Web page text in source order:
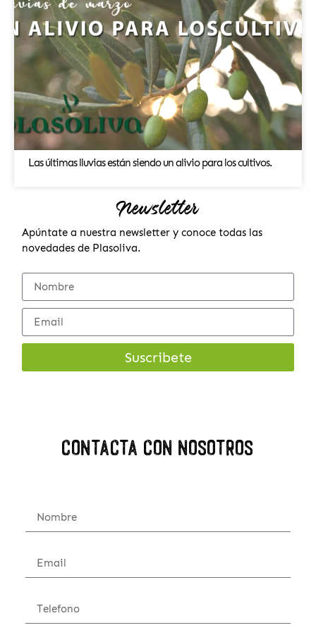
Las últimas lluvias están siendo un alivio para los cultivos.
Newsletter
Apúntate a nuestra newsletter y conoce todas las
novedades de Plasoliva.
Suscribete
Contacta con nosotros